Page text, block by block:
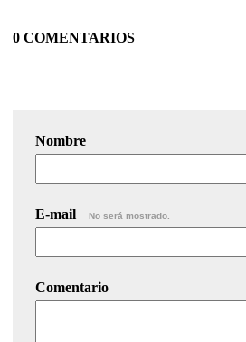
0 COMENTARIOS
Nombre
E-mail No será mostrado.
Comentario